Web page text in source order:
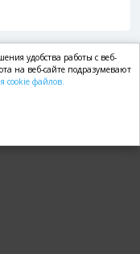
удобства работы с веб-
на веб-сайте подразумевают
cookie файлов.